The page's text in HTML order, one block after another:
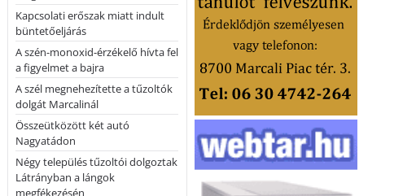
Kapcsolati erőszak miatt indult
büntetőeljárás
A szén-monoxid-érzékelő hívta fel
a figyelmet a bajra
A szél megnehezítette a tűzoltók
dolgát Marcalinál
Összeütközött két autó
Nagyatádon
Négy település tűzoltói dolgoztak
Látrányban a lángok